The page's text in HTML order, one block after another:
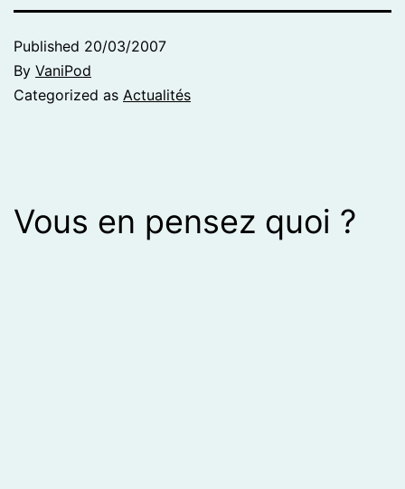
Published 20/03/2007
By VaniPod
Categorized as Actualités
Vous en pensez quoi ?